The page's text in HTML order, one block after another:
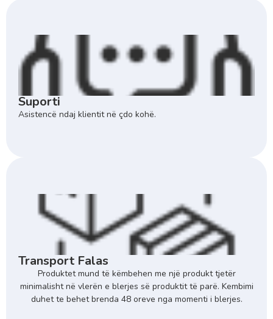
Suporti
Asistencë ndaj klientit në çdo kohë.
Transport Falas
Produktet mund të këmbehen me një produkt tjetër
minimalisht në vlerën e blerjes së produktit të parë. Kembimi
duhet te behet brenda 48 oreve nga momenti i blerjes.